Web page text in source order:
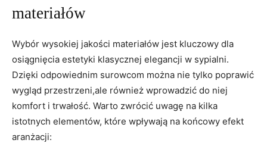
materiałów
Wybór wysokiej jakości materiałów jest kluczowy dla
osiągnięcia estetyki klasycznej elegancji w sypialni.
Dzięki odpowiednim surowcom można nie tylko poprawić
wygląd przestrzeni,ale również wprowadzić do niej
komfort i trwałość. Warto zwrócić uwagę na kilka
istotnych elementów, które wpływają na końcowy efekt
aranżacji: